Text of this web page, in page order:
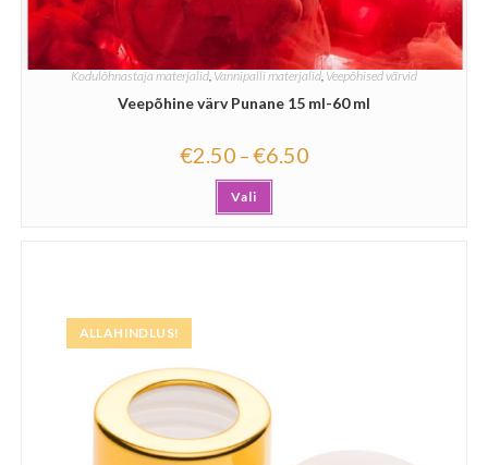
Kodulõhnastaja materjalid,Vannipalli materjalid,Veepõhised värvid
Veepõhine värv Punane 15 ml-60 ml
€2.50 –€6.50
Vali
ALLAHINDLUS!